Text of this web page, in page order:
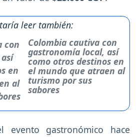
leer también:
Colombia cautiva con
gastronomía local, así
como otros destinos en
el mundo que atraen al
turismo por sus
sabores
evento gastronómico hace